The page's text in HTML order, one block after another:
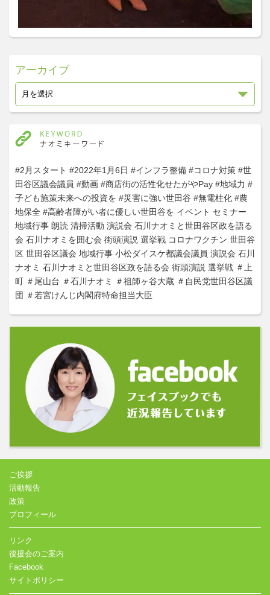
アーカイブ
#2月スタート #2022年1月6日 #インフラ整備 #コロナ対策 #世
田谷区議会議員 #動画 #商店街の活性化せたがやPay #地域力 #
子ども施策未来への投資を #災害に強い世田谷 #無電柱化 #農
地保全 #高齢者障がい者に優しい世田谷を イベント セミナー
地域行事 朗読 清掃活動 演説会 石川ナオミと世田谷区政を語る
会 石川ナオミを囲む会 街頭演説 選挙戦 コロナワクチン 世田谷
区 世田谷区議会 地域行事 小松ダイスケ都議会議員 演説会 石川
ナオミ 石川ナオミと世田谷区政を語る会 街頭演説 選挙戦 ＃上
町 ＃尾山台 ＃石川ナオミ ＃祖師ヶ谷大蔵 ＃自民党世田谷区議
団 ＃若宮けんじ内閣府特命担当大臣
ご挨拶
活動報告
政策
プロフィール
リンク
後援会のご案内
Facebook
サイトポリシー